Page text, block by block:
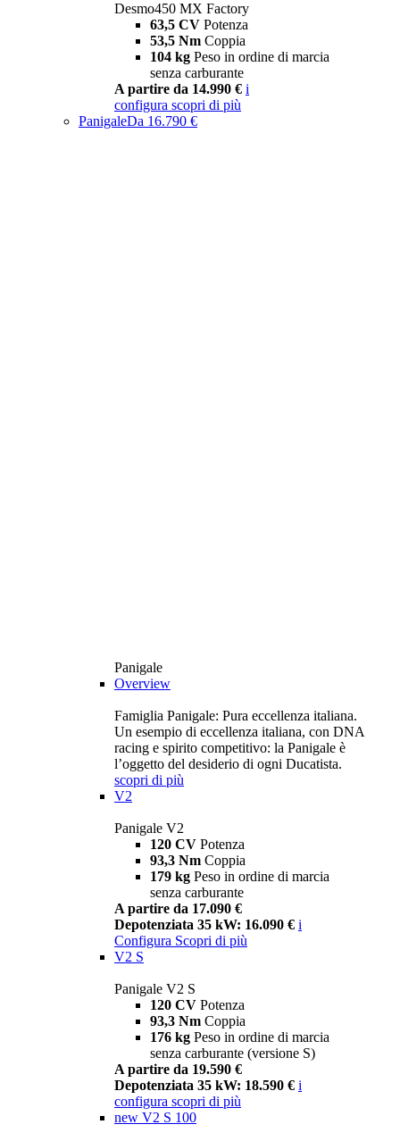
Desmo450 MX Factory
63,5 CV Potenza
53,5 Nm Coppia
104 kg Peso in ordine di marcia
senza carburante
A partire da 14.990 € i
configura scopri di più
PanigaleDa 16.790 €
Panigale
Overview
Famiglia Panigale: Pura eccellenza italiana.
Un esempio di eccellenza italiana, con DNA
racing e spirito competitivo: la Panigale è
l’oggetto del desiderio di ogni Ducatista.
scopri di più
V2
Panigale V2
120 CV Potenza
93,3 Nm Coppia
179 kg Peso in ordine di marcia
senza carburante
A partire da 17.090 €
Depotenziata 35 kW: 16.090 € i
Configura Scopri di più
V2 S
Panigale V2 S
120 CV Potenza
93,3 Nm Coppia
176 kg Peso in ordine di marcia
senza carburante (versione S)
A partire da 19.590 €
Depotenziata 35 kW: 18.590 € i
configura scopri di più
new V2 S 100